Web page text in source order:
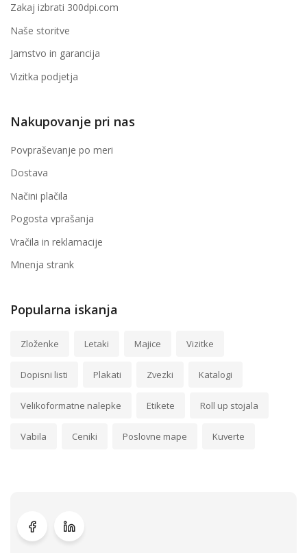
Zakaj izbrati 300dpi.com
Naše storitve
Jamstvo in garancija
Vizitka podjetja
Nakupovanje pri nas
Povpraševanje po meri
Dostava
Načini plačila
Pogosta vprašanja
Vračila in reklamacije
Mnenja strank
Popularna iskanja
Zloženke Letaki Majice Vizitke
Dopisni listi Plakati Zvezki Katalogi
Velikoformatne nalepke Etikete Roll up stojala
Vabila Ceniki Poslovne mape Kuverte